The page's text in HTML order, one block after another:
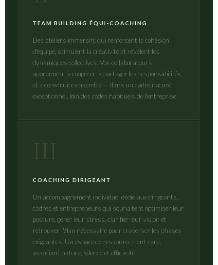
TEAM BUILDING ÉQUI-COACHING
Des ateliers immersifs qui renforcent la cohésion
d'équipe, stimulent la créativité et révèlent les
dynamiques collectives. Vos collaborateurs
apprennent à coopérer, à partager les responsabilités
et à construire ensemble — dans un cadre naturel
exceptionnel, loin des codes habituels de l'entreprise.
III
COACHING DIRIGEANT
Un accompagnement individuel dédié aux dirigeants,
cadres et entrepreneurs qui souhaitent optimiser leur
posture, gérer leur stress, clarifier leur vision et
retrouver l'élan nécessaire pour traverser les phases
exigeantes. Un espace de ressourcement rare,
associant nature, silence et efficacité.